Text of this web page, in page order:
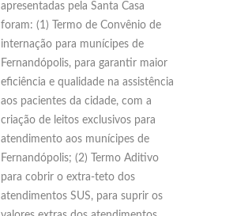
apresentadas pela Santa Casa
foram: (1) Termo de Convênio de
internação para munícipes de
Fernandópolis, para garantir maior
eficiência e qualidade na assistência
aos pacientes da cidade, com a
criação de leitos exclusivos para
atendimento aos munícipes de
Fernandópolis; (2) Termo Aditivo
para cobrir o extra-teto dos
atendimentos SUS, para suprir os